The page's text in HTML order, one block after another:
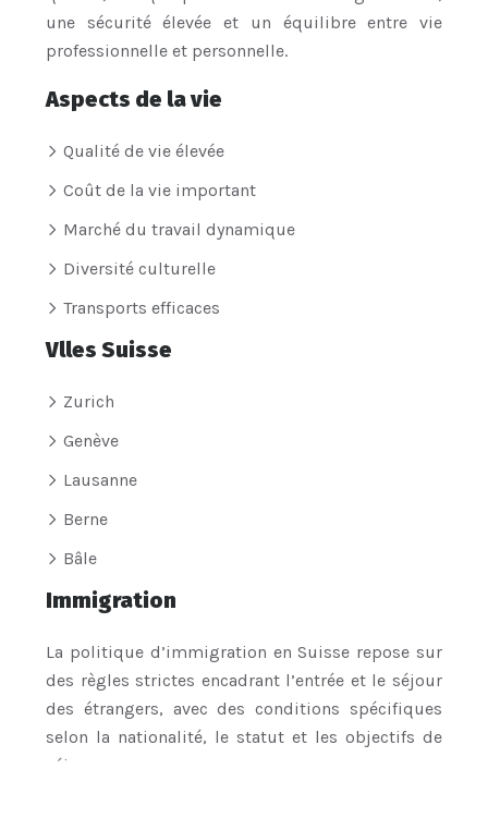
une sécurité élevée et un équilibre entre vie
professionnelle et personnelle.
Aspects de la vie
Qualité de vie élevée
Coût de la vie important
Marché du travail dynamique
Diversité culturelle
Transports efficaces
Vlles Suisse
Zurich
Genève
Lausanne
Berne
Bâle
Immigration
La politique d’immigration en Suisse repose sur
des règles strictes encadrant l’entrée et le séjour
des étrangers, avec des conditions spécifiques
selon la nationalité, le statut et les objectifs de
séjour.